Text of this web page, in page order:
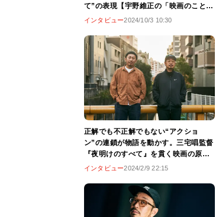
て”の表現【宇野維正の「映画のことは
監督に訊け」】
インタビュー2024/10/3 10:30
正解でも不正解でもない“アクショ
ン”の連鎖が物語を動かす。三宅唱監督
『夜明けのすべて』を貫く映画の原理
【宇野維正の「映画のことは監督に訊
インタビュー2024/2/9 22:15